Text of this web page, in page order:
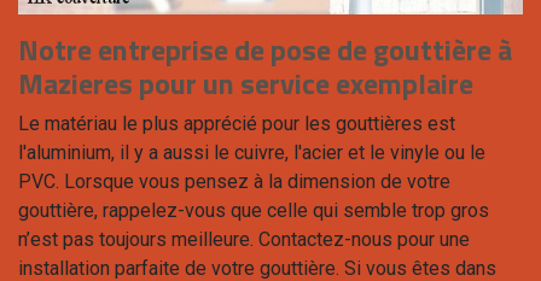
Notre entreprise de pose de gouttière à
Mazieres pour un service exemplaire
Le matériau le plus apprécié pour les gouttières est
l'aluminium, il y a aussi le cuivre, l'acier et le vinyle ou le
PVC. Lorsque vous pensez à la dimension de votre
gouttière, rappelez-vous que celle qui semble trop gros
n’est pas toujours meilleure. Contactez-nous pour une
installation parfaite de votre gouttière. Si vous êtes dans